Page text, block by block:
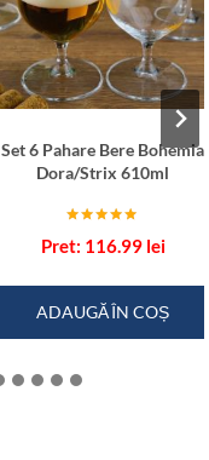
Set 6 Pahare Bere Bohemia
Dora/Strix 610ml
5.00
116.99 lei
ADAUGĂ ÎN COȘ